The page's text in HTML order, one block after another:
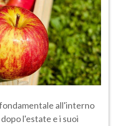
all'interno
l'estate e i suoi